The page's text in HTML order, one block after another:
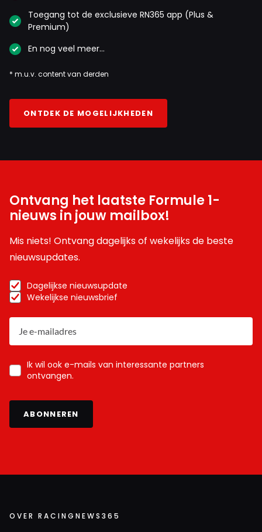
Toegang tot de exclusieve RN365 app (Plus &
Premium)
En nog veel meer…
* m.u.v. content van derden
ONTDEK DE MOGELIJKHEDEN
Ontvang het laatste Formule 1-
nieuws in jouw mailbox!
Mis niets! Ontvang dagelijks of wekelijks de beste
nieuwsupdates.
Dagelijkse nieuwsupdate
Wekelijkse nieuwsbrief
Ik wil ook e-mails van interessante partners
ontvangen.
ABONNEREN
OVER RACINGNEWS365